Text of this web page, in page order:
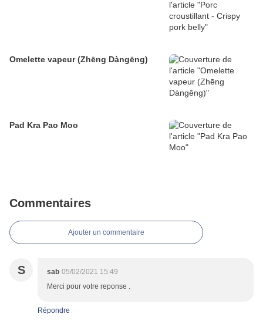
Omelette vapeur (Zhēng Dàngēng)
Pad Kra Pao Moo
Commentaires
Ajouter un commentaire
S sab 05/02/2021 15:49
Merci pour votre reponse .
Répondre